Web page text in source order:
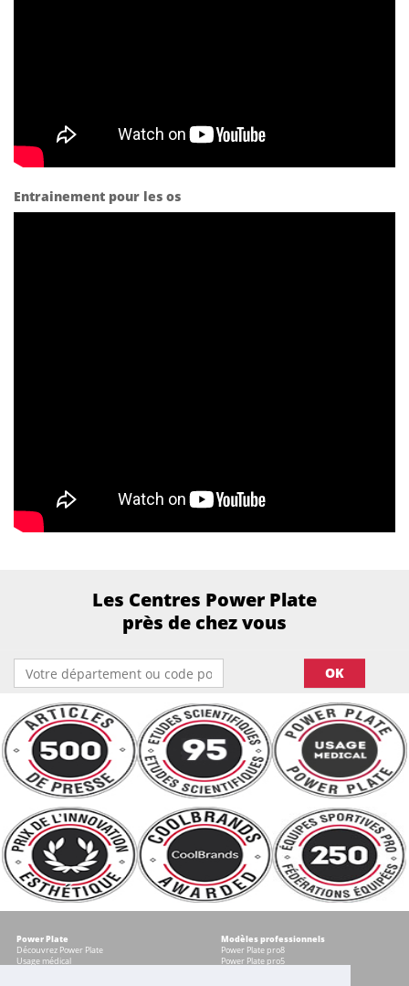
Entrainement pour les os
Les Centres Power Plate
près de chez vous
OK
Power Plate
Découvrez Power Plate
Usage médical
Modèles professionnels
Power Plate pro8
Power Plate pro5